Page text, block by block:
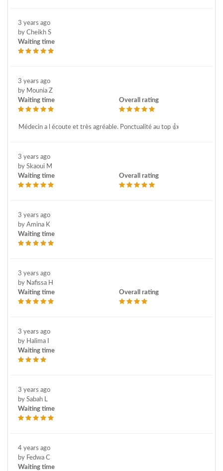
3 years ago
by Cheikh S
Waiting time
3 years ago
by Mounia Z
Waiting time
Overall rating
Médecin a l écoute et très agréable. Ponctualité au top 👍
3 years ago
by Skaoui M
Waiting time
Overall rating
3 years ago
by Amina K
Waiting time
3 years ago
by Nafissa H
Waiting time
Overall rating
3 years ago
by Halima I
Waiting time
3 years ago
by Sabah L
Waiting time
4 years ago
by Fedwa C
Waiting time